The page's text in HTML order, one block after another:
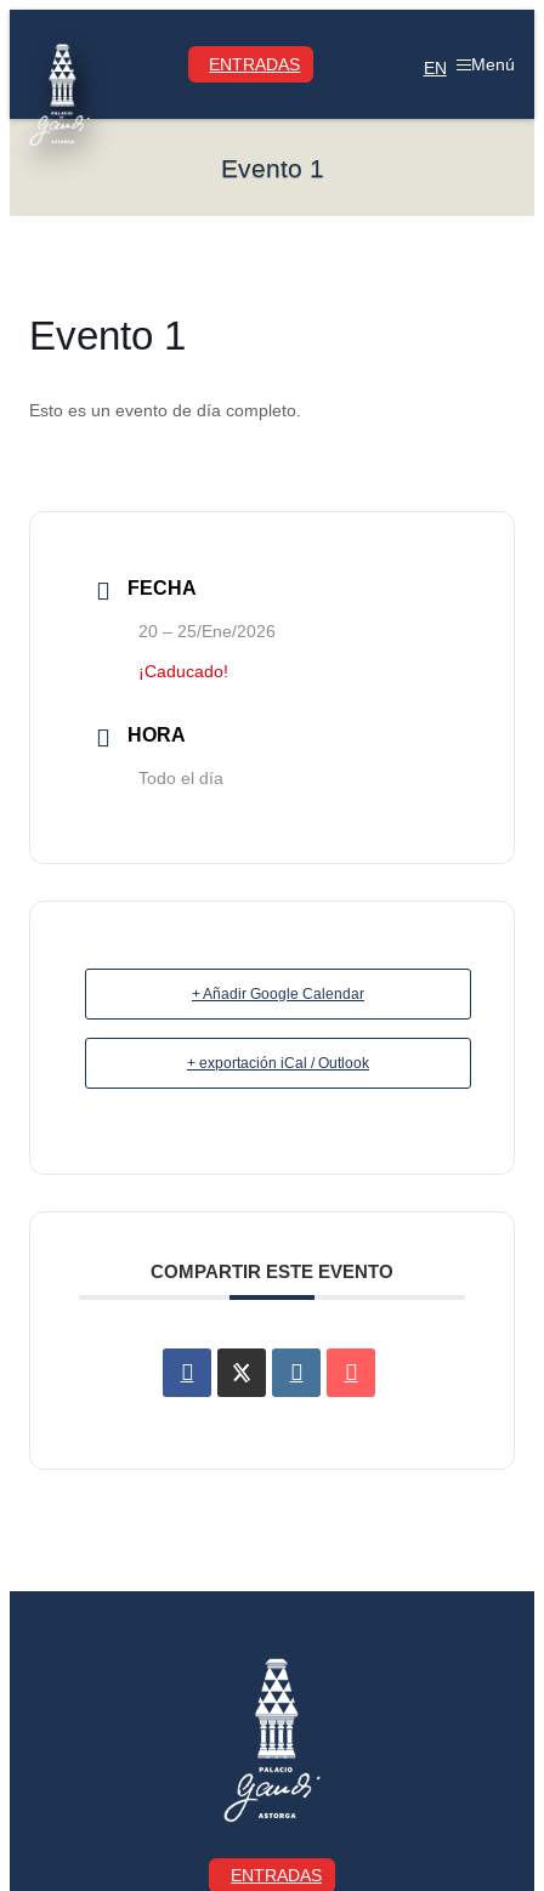
contenido
ENTRADAS EN Menú
Evento 1
Evento 1
Esto es un evento de día completo.
FECHA
20 – 25/Ene/2026
¡Caducado!
HORA
Todo el día
+ Añadir Google Calendar
+ exportación iCal / Outlook
COMPARTIR ESTE EVENTO
ENTRADAS